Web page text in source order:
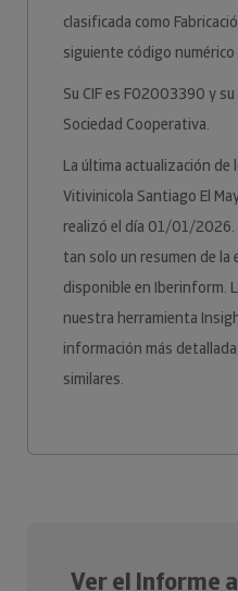
clasificada como
siguiente código numérico
Su CIF es F02003390 y
Sociedad Cooperativa.
La última actualización
Vitivinicola Santiago El
realizó el día 01/01/2026.
tan solo un resumen de
disponible en Iberinform.
nuestra herramienta
información más
similares.
Ver el Informe